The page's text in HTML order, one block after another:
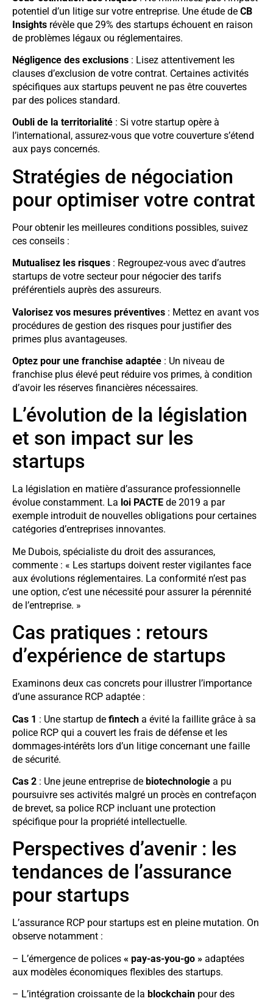
potentiel d’un litige sur votre entreprise. Une étude de CB
Insights révèle que 29% des startups échouent en raison
de problèmes légaux ou réglementaires.
Négligence des exclusions : Lisez attentivement les
clauses d’exclusion de votre contrat. Certaines activités
spécifiques aux startups peuvent ne pas être couvertes
par des polices standard.
Oubli de la territorialité : Si votre startup opère à
l’international, assurez-vous que votre couverture s’étend
aux pays concernés.
Stratégies de négociation
pour optimiser votre contrat
Pour obtenir les meilleures conditions possibles, suivez
ces conseils :
Mutualisez les risques : Regroupez-vous avec d’autres
startups de votre secteur pour négocier des tarifs
préférentiels auprès des assureurs.
Valorisez vos mesures préventives : Mettez en avant vos
procédures de gestion des risques pour justifier des
primes plus avantageuses.
Optez pour une franchise adaptée : Un niveau de
franchise plus élevé peut réduire vos primes, à condition
d’avoir les réserves financières nécessaires.
L’évolution de la législation
et son impact sur les
startups
La législation en matière d’assurance professionnelle
évolue constamment. La loi PACTE de 2019 a par
exemple introduit de nouvelles obligations pour certaines
catégories d’entreprises innovantes.
Me Dubois, spécialiste du droit des assurances,
commente : « Les startups doivent rester vigilantes face
aux évolutions réglementaires. La conformité n’est pas
une option, c’est une nécessité pour assurer la pérennité
de l’entreprise. »
Cas pratiques : retours
d’expérience de startups
Examinons deux cas concrets pour illustrer l’importance
d’une assurance RCP adaptée :
Cas 1 : Une startup de fintech a évité la faillite grâce à sa
police RCP qui a couvert les frais de défense et les
dommages-intérêts lors d’un litige concernant une faille
de sécurité.
Cas 2 : Une jeune entreprise de biotechnologie a pu
poursuivre ses activités malgré un procès en contrefaçon
de brevet, sa police RCP incluant une protection
spécifique pour la propriété intellectuelle.
Perspectives d’avenir : les
tendances de l’assurance
pour startups
L’assurance RCP pour startups est en pleine mutation. On
observe notamment :
– L’émergence de polices « pay-as-you-go » adaptées
aux modèles économiques flexibles des startups.
– L’intégration croissante de la blockchain pour des